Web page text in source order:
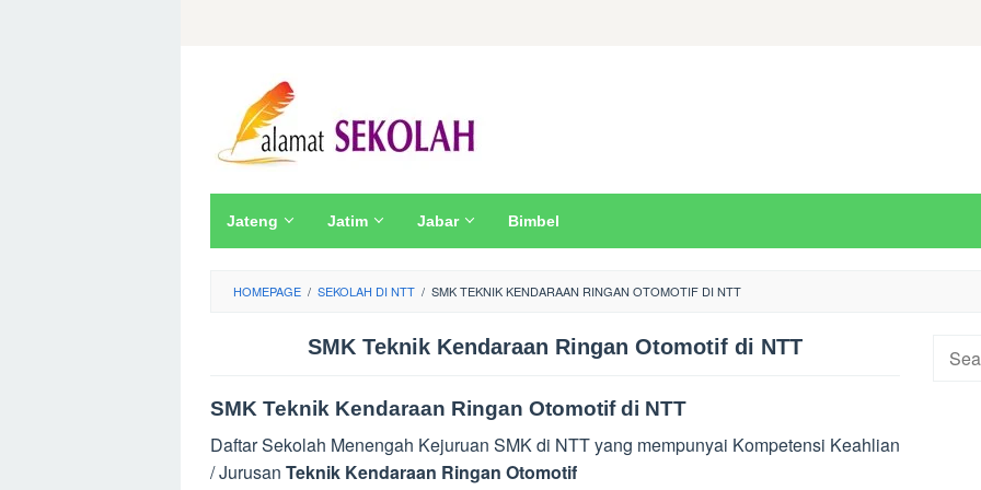
Jateng Jatim Jabar Bimbel
HOMEPAGE / SEKOLAH DI NTT / SMK TEKNIK KENDARAAN RINGAN OTOMOTIF DI NTT
SMK Teknik Kendaraan Ringan Otomotif di NTT
SMK Teknik Kendaraan Ringan Otomotif di NTT
Daftar Sekolah Menengah Kejuruan SMK di NTT yang mempunyai Kompetensi Keahlian
/ Jurusan Teknik Kendaraan Ringan Otomotif